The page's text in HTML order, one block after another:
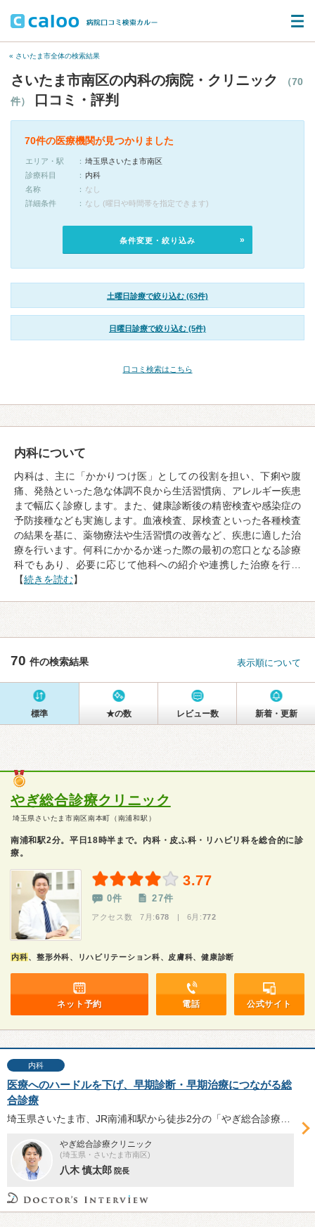
« さいたま市全体の検索結果
さいたま市南区の内科の病院・クリニック
（70
件）
口コミ・評判
70件の医療機関が見つかりました
エリア・駅
埼玉県さいたま市南区
診療科目
内科
名称
なし
詳細条件
なし (曜日や時間帯を指定できます)
条件変更・絞り込み
土曜日診療で絞り込む (63件)
日曜日診療で絞り込む (5件)
口コミ検索はこちら
内科について
内科は、主に「かかりつけ医」としての役割を担い、下痢や腹
痛、発熱といった急な体調不良から生活習慣病、アレルギー疾患
まで幅広く診療します。また、健康診断後の精密検査や感染症の
予防接種なども実施します。血液検査、尿検査といった各種検査
の結果を基に、薬物療法や生活習慣の改善など、疾患に適した治
療を行います。何科にかかるか迷った際の最初の窓口となる診療
科でもあり、必要に応じて他科への紹介や連携した治療を行…
【続きを読む】
70 件の検索結果 表示順について
標準 ★の数 レビュー数 新着・更新
やぎ総合診療クリニック
埼玉県さいたま市南区南本町（南浦和駅）
南浦和駅2分。平日18時半まで。内科・皮ふ科・リハビリ科を総合的に診
療。
3.77
0件 27件
アクセス数 7月:678 | 6月:772
内科、整形外科、リハビリテーション科、皮膚科、健康診断
ネット予約 電話 公式サイト
内科
医療へのハードルを下げ、早期診断・早期治療につながる総
合診療
やぎ総合診療クリニック
(埼玉県・さいたま市南区)
八木 慎太郎 院長